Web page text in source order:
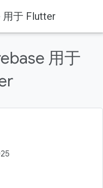
用于 Flutter
用于